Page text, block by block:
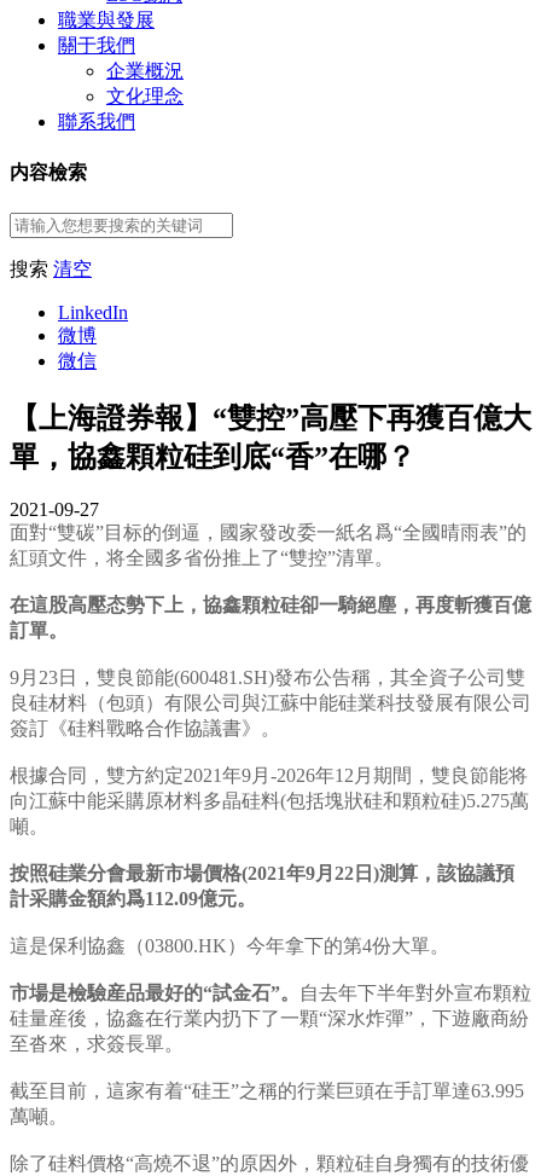
職業與發展
關于我們
企業概況
文化理念
聯系我們
内容檢索
搜索 清空
LinkedIn
微博
微信
【上海證券報】“雙控”高壓下再獲百億大
單，協鑫顆粒硅到底“香”在哪？
2021-09-27
面對“雙碳”目标的倒逼，國家發改委一紙名爲“全國晴雨表”的
紅頭文件，将全國多省份推上了“雙控”清單。
在這股高壓态勢下上，協鑫顆粒硅卻一騎絕塵，再度斬獲百億
訂單。
9月23日，雙良節能(600481.SH)發布公告稱，其全資子公司雙
良硅材料（包頭）有限公司與江蘇中能硅業科技發展有限公司
簽訂《硅料戰略合作協議書》。
根據合同，雙方約定2021年9月-2026年12月期間，雙良節能将
向江蘇中能采購原材料多晶硅料(包括塊狀硅和顆粒硅)5.275萬
噸。
按照硅業分會最新市場價格(2021年9月22日)測算，該協議預
計采購金額約爲112.09億元。
這是保利協鑫（03800.HK）今年拿下的第4份大單。
市場是檢驗産品最好的“試金石”。
自去年下半年對外宣布顆粒
硅量産後，協鑫在行業内扔下了一顆“深水炸彈”，下遊廠商紛
至沓來，求簽長單。
截至目前，這家有着“硅王”之稱的行業巨頭在手訂單達63.995
萬噸。
除了硅料價格“高燒不退”的原因外，顆粒硅自身獨有的技術優